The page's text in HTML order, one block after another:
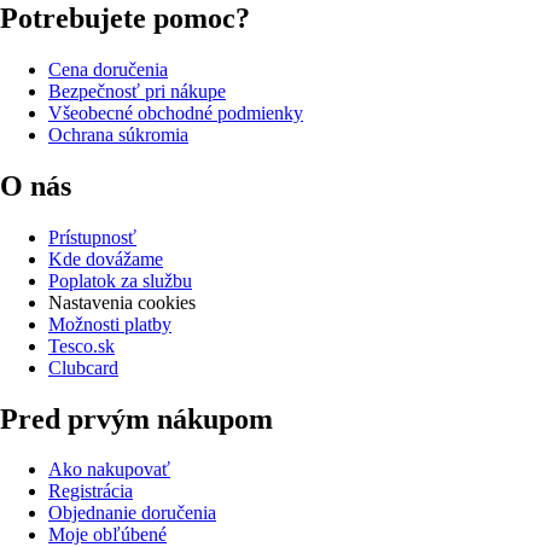
Potrebujete pomoc?
Cena doručenia
Bezpečnosť pri nákupe
Všeobecné obchodné podmienky
Ochrana súkromia
O nás
Prístupnosť
Kde dovážame
Poplatok za službu
Nastavenia cookies
Možnosti platby
Tesco.sk
Clubcard
Pred prvým nákupom
Ako nakupovať
Registrácia
Objednanie doručenia
Moje obľúbené